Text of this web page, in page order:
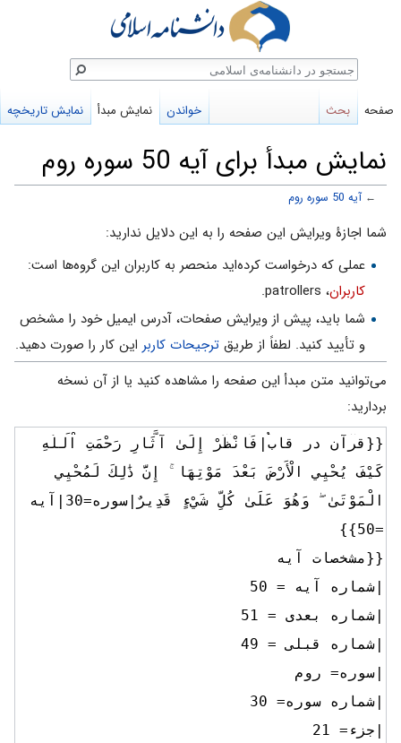
نمایش مبدأ برای آیه 50 سوره روم
←آیه 50 سوره روم
پرش
ناوبری
پرش
جستجو
شما اجازهٔ ویرایش این صفحه را به این دلایل ندارید:
عملی که درخواست کرده‌اید منحصر به کاربران این گروه‌ها است:
کاربران، patrollers.
شما باید، پیش از ویرایش صفحات، آدرس ایمیل خود را مشخص
و تأیید کنید. لطفاً از طریق ترجیحات کاربر این کار را صورت دهید.
می‌توانید متن مبدأ این صفحه را مشاهده کنید یا از آن نسخه
بردارید:
صفحه بحث خواندن نمایش مبدأ نمایش تاریخچه
جستجو